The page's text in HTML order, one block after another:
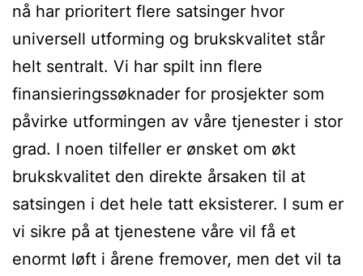
nå har prioritert flere satsinger hvor
universell utforming og brukskvalitet står
helt sentralt. Vi har spilt inn flere
finansieringssøknader for prosjekter som
påvirke utformingen av våre tjenester i stor
grad. I noen tilfeller er ønsket om økt
brukskvalitet den direkte årsaken til at
satsingen i det hele tatt eksisterer. I sum er
vi sikre på at tjenestene våre vil få et
enormt løft i årene fremover, men det vil ta